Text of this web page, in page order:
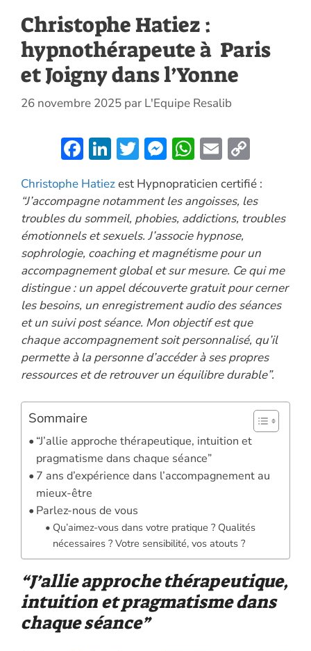
Christophe Hatiez :
hypnothérapeute à Paris
et Joigny dans l’Yonne
26 novembre 2025 par L'Equipe Resalib
F
e
b
o
o
k
Li
k
e
dI
n
T
itt
er
M
se
n
g
er
W
at
s
A
p
p
E
ai
l
o
p
y
n
k
Christophe Hatiezest Hypnopraticien certifié :
“J’accompagne notamment les angoisses, les
troubles du sommeil, phobies, addictions, troubles
émotionnels et sexuels. J’associe hypnose,
sophrologie, coaching et magnétisme pour un
accompagnement global et sur mesure. Ce qui me
distingue : un appel découverte gratuit pour cerner
les besoins, un enregistrement audio des séances
et un suivi post séance. Mon objectif est que
chaque accompagnement soit personnalisé, qu’il
permette à la personne d’accéder à ses propres
ressources et de retrouver un équilibre durable”.
Sommaire
“J’allie approche thérapeutique, intuition et
pragmatisme dans chaque séance”
7 ans d’expérience dans l’accompagnement au
mieux-être
Parlez-nous de vous
Qu’aimez-vous dans votre pratique ? Qualités
nécessaires ? Votre sensibilité, vos atouts ?
“J’allie approche thérapeutique,
intuition et pragmatisme dans
chaque séance”